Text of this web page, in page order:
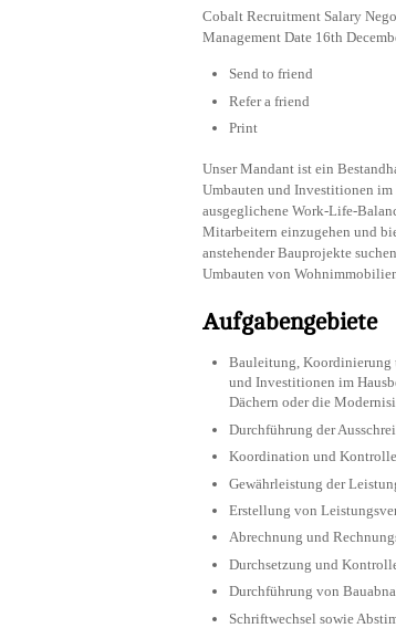
Cobalt Recruitment Salary
Management Date 16th
Send to friend
Refer a friend
Print
Unser Mandant ist ein
Umbauten und Investitionen im
ausgeglichene Work-Life-
Mitarbeitern einzugehen und
anstehender Bauprojekte
Umbauten von
Aufgabengebiete
Bauleitung, Koordinierung
und Investitionen im
Dächern oder die
Durchführung der
Koordination und
Gewährleistung der
Erstellung von
Abrechnung und
Durchsetzung und
Durchführung von
Schriftwechsel sowie